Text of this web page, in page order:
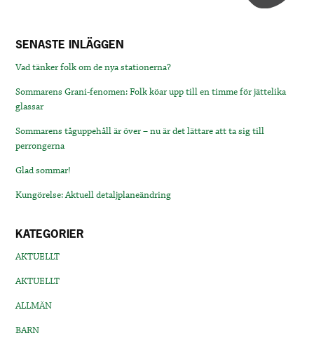
SENASTE INLÄGGEN
Vad tänker folk om de nya stationerna?
Sommarens Grani-fenomen: Folk köar upp till en timme för jättelika
glassar
Sommarens tåguppehåll är över – nu är det lättare att ta sig till
perrongerna
Glad sommar!
Kungörelse: Aktuell detaljplaneändring
KATEGORIER
AKTUELLT
AKTUELLT
ALLMÄN
BARN